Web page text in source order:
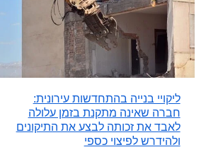
ליקויי בנייה בהתחדשות עירונית:
חברה שאינה מתקנת בזמן עלולה
לאבד את זכותה לבצע את התיקונים
ולהידרש לפיצוי כספי